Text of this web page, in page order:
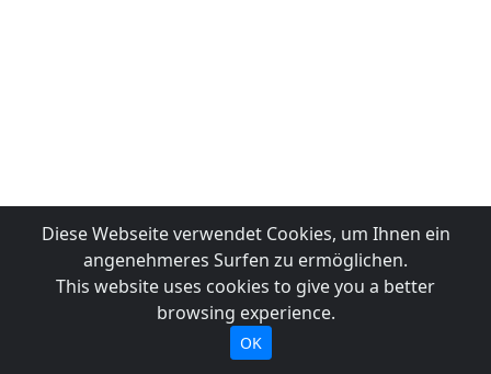
Diese Webseite verwendet Cookies, um Ihnen ein
angenehmeres Surfen zu ermöglichen.
This website uses cookies to give you a better
browsing experience.
OK